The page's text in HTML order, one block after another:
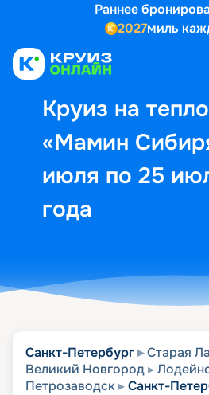
Раннее
2027миль
Круиз на
«Мамин
июля по 25
года
Выбор
Санкт-Петербург
Старая
Великий Новгород
Петрозаводск
Санкт-